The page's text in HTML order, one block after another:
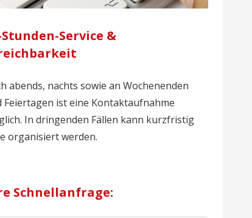
Stunden-Service &
abends, nachts sowie an Wochenenden
Feiertagen ist eine Kontaktaufnahme
In dringenden Fällen kann kurzfristig
organisiert werden.
Schnellanfrage: